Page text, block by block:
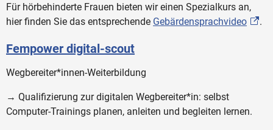
Für hörbehinderte Frauen bieten wir einen Spezialkurs an,
hier finden Sie das entsprechende Gebärdensprachvideo .
Fempower digital-scout
Wegbereiter*innen-Weiterbildung
→ Qualifizierung zur digitalen Wegbereiter*in: selbst
Computer-Trainings planen, anleiten und begleiten lernen.